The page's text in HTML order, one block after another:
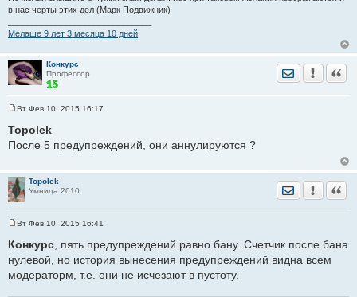
в нас черты этих дел (Марк Подвижник)
Мелаше 9 лет 3 месяца 10 дней
Конкурс
Профессор
Отправить
о
б
н
и
е
Вт Фев 10, 2015 16:17
Topolek
После 5 предупреждений, они аннулируются ?
Topolek
Умница 2010
Отправить
о
б
е
Вт Фев 10, 2015 16:41
Конкурс , пять предупреждений равно бану. Счетчик после бана
нулевой, но история вынесения предупреждений видна всем
модераторм, т.е. они не исчезают в пустоту.